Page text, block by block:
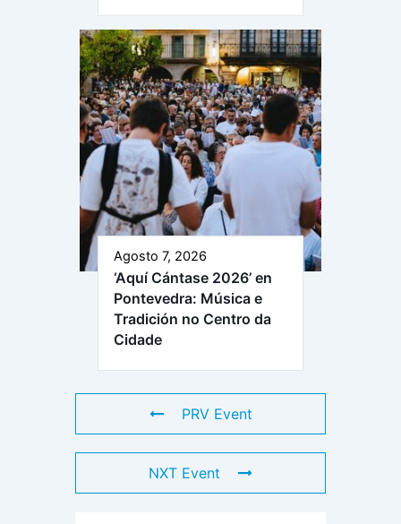
Agosto 7, 2026
‘Aquí Cántase 2026’ en
Pontevedra: Música e
Tradición no Centro da
Cidade
PRV Event
NXT Event